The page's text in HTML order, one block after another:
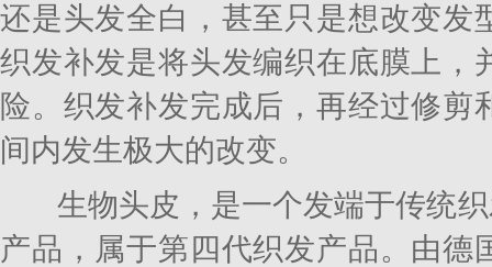
还是头发全白，甚至只是想改变发
织发补发是将头发编织在底膜上，
险。织发补发完成后，再经过修
间内发生极大的改变。
生物头皮，是一个发端于传统
产品，属于第四代织发产品。由